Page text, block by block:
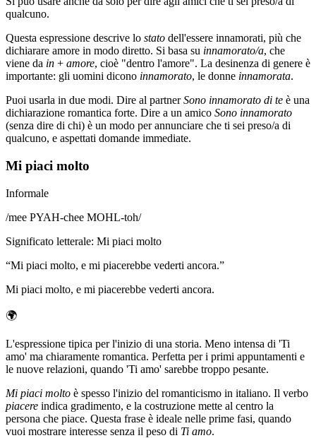
qualcuno.
Questa espressione descrive lo stato dell'essere innamorati, più che
dichiarare amore in modo diretto. Si basa su innamorato/a, che
viene da in + amore, cioè "dentro l'amore". La desinenza di genere è
importante: gli uomini dicono innamorato, le donne innamorata.
Puoi usarla in due modi. Dire al partnerSono innamorato di te è una
dichiarazione romantica forte. Dire a un amico Sono innamorato
(senza dire di chi) è un modo per annunciare che ti sei preso/a di
qualcuno, e aspettati domande immediate.
Mi piaci molto
Informale
/mee PYAH-chee MOHL-toh/
Significato letterale: Mi piaci molto
“Mi piaci molto, e mi piacerebbe vederti ancora.”
Mi piaci molto, e mi piacerebbe vederti ancora.
🌍
L'espressione tipica per l'inizio di una storia. Meno intensa di 'Ti
amo' ma chiaramente romantica. Perfetta per i primi appuntamenti e
le nuove relazioni, quando 'Ti amo' sarebbe troppo pesante.
Mi piaci molto è spesso l'inizio del romanticismo in italiano. Il verbo
piacere indica gradimento, e la costruzione mette al centro la
persona che piace. Questa frase è ideale nelle prime fasi, quando
vuoi mostrare interesse senza il peso di Ti amo.